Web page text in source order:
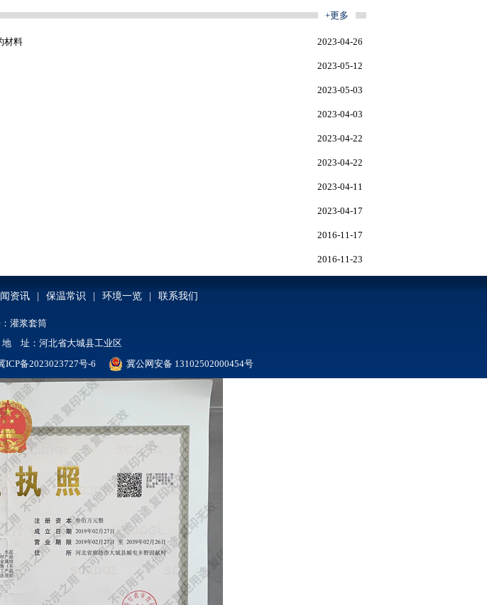
+更多
2023-04-26
材料
2023-05-12
2023-05-03
2023-04-03
2023-04-22
2023-04-22
2023-04-11
2023-04-17
2016-11-17
2016-11-23
资讯 保温常识 环境一览 联系我们
灌浆套筒
址：河北省大城县工业区
ICP备2023023727号-6 冀公网安备 13102502000454号